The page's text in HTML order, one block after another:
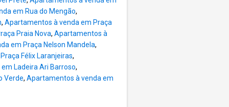
em Rua do Mengão,
, Apartamentos à venda em Praça
Praia Nova, Apartamentos à
em Praça Nelson Mandela,
Félix Laranjeiras,
Ladeira Ari Barroso,
Verde, Apartamentos à venda em